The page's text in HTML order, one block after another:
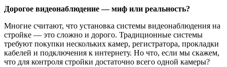
Дорогое видеонаблюдение — миф или реальность?
Многие считают, что установка системы видеонаблюдения на
стройке — это сложно и дорого. Традиционные системы
требуют покупки нескольких камер, регистратора, прокладки
кабелей и подключения к интернету. Но что, если мы скажем,
что для контроля стройки достаточно всего одной камеры?